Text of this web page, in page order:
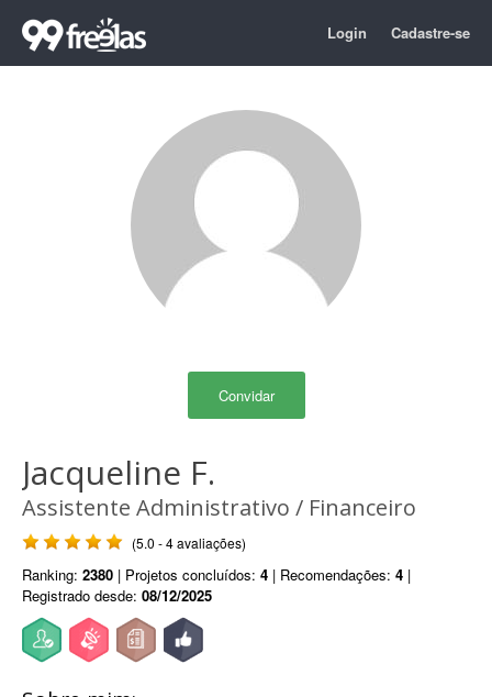
Login Cadastre-se
Convidar
Jacqueline F.
Assistente Administrativo / Financeiro
(5.0 - 4 avaliações)
Ranking: 2380 | Projetos concluídos: 4 | Recomendações: 4 |
Registrado desde: 08/12/2025